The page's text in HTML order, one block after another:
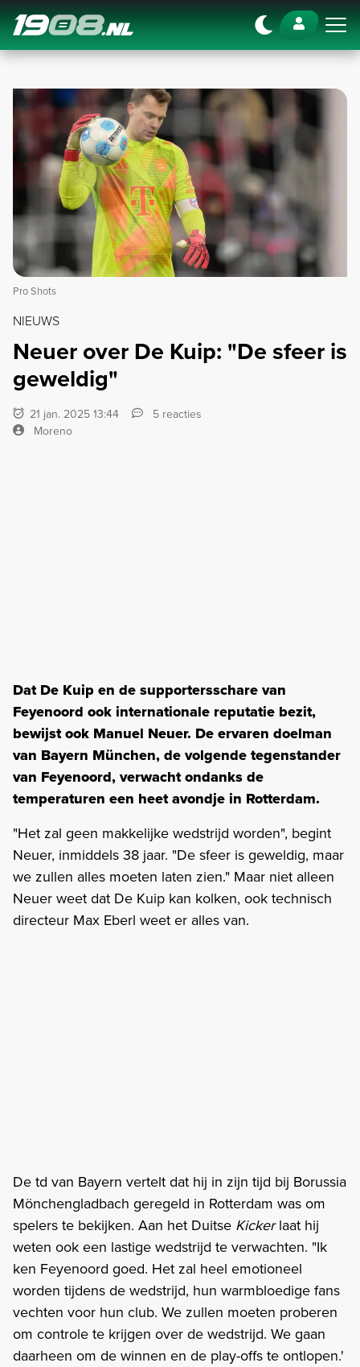
Navigation
Pro Shots
NIEUWS
Neuer over De Kuip: "De sfeer is
geweldig"
21 jan. 2025 13:44
5 reacties
Moreno
Dat De Kuip en de supportersschare van
Feyenoord ook internationale reputatie bezit,
bewijst ook Manuel Neuer. De ervaren doelman
van Bayern München, de volgende tegenstander
van Feyenoord, verwacht ondanks de
temperaturen een heet avondje in Rotterdam.
"Het zal geen makkelijke wedstrijd worden", begint
Neuer, inmiddels 38 jaar. "De sfeer is geweldig, maar
we zullen alles moeten laten zien." Maar niet alleen
Neuer weet dat De Kuip kan kolken, ook technisch
directeur Max Eberl weet er alles van.
De td van Bayern vertelt dat hij in zijn tijd bij Borussia
Mönchengladbach geregeld in Rotterdam was om
spelers te bekijken. Aan het Duitse Kickerlaat hij
weten ook een lastige wedstrijd te verwachten. "Ik
ken Feyenoord goed. Het zal heel emotioneel
worden tijdens de wedstrijd, hun warmbloedige fans
vechten voor hun club. We zullen moeten proberen
om controle te krijgen over de wedstrijd. We gaan
daarheen om de winnen en de play-offs te ontlopen.'